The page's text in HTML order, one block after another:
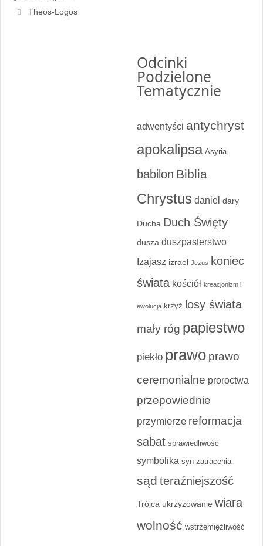
Theos-Logos
Odcinki
Podzielone
Tematycznie
adwentyści antychryst
apokalipsa Asyria
babilon Biblia
Chrystus daniel dary
Ducha Duch Święty
dusza duszpasterstwo
Izajasz izrael Jezus koniec
świata kościół kreacjonizm i
ewolucja krzyż losy świata
mały róg papiestwo
piekło prawo prawo
ceremonialne proroctwa
przepowiednie
przymierze reformacja
sabat sprawiedliwość
symbolika syn zatracenia
sąd teraźniejszość
Trójca ukrzyżowanie wiara
wolność wstrzemięźliwość